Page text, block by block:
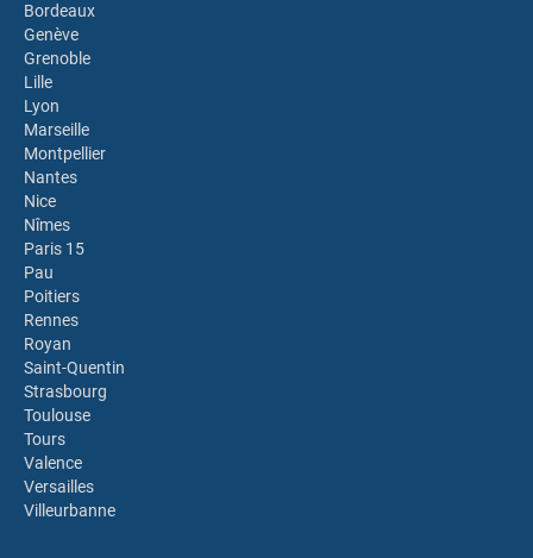
Bordeaux
Genève
Grenoble
Lille
Lyon
Marseille
Montpellier
Nantes
Nice
Nîmes
Paris 15
Pau
Poitiers
Rennes
Royan
Saint-Quentin
Strasbourg
Toulouse
Tours
Valence
Versailles
Villeurbanne